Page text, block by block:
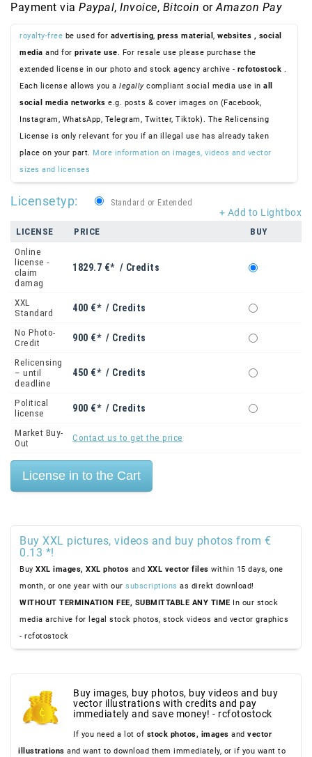
Payment via Paypal, Invoice, Bitcoin orAmazon Pay
royalty-free be used for advertising, press material , websites , social
media and for private use. For resale use please purchase the
extended license in our photo and stock agency archive - rcfotostock .
Each license allows you a legallycompliant social media use in all
social media networks e.g. posts & cover images on (Facebook,
Instagram, WhatsApp, Telegram, Twitter, Tiktok). The Relicensing
License is only relevant for you if an illegal use has already taken
place on your part. More information on images, videos and vector
sizes and licenses
+ Add to Lightbox
Licensetyp: Standard or Extended
LICENSE PRICE
BUY
Online
license -
claim
damag
1829.7 €* / Credits
XXL
Standard
400 €* / Credits
No Photo-
Credit
900 €* / Credits
Relicensing
– until
deadline
450 €* / Credits
Political
license
900 €* / Credits
Market Buy-
Out
Contact us to get the price
Buy XXL pictures, videos and buy photos from €
0.13 *!
Buy XXL images, XXL photos and XXL vector files within 15 days, one
month, or one year with our subscriptions as direkt download!
WITHOUT TERMINATION FEE, SUBMITTABLE ANY TIME In our stock
media archive for legal stock photos, stock videos and vector graphics
- rcfotostock
Buy images, buy photos, buy videos and buy
vector illustrations with credits and pay
immediately and save money! - rcfotostock
If you need a lot of stock photos, images and vector
illustrations and want to download them immediately, or if you want to